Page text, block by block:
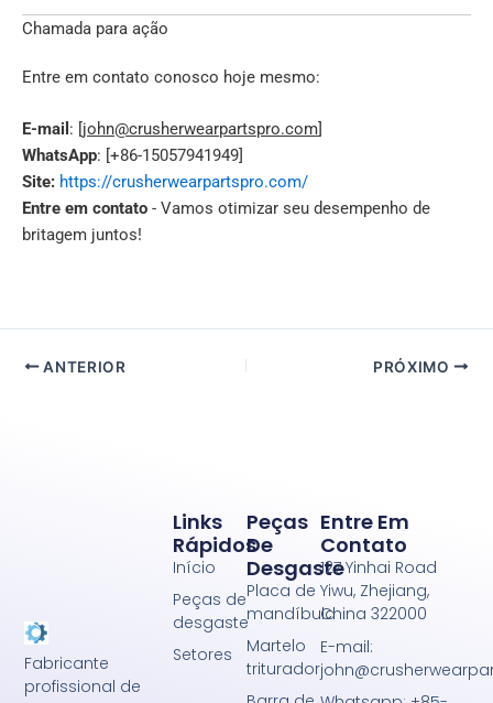
Chamada para ação
Entre em contato conosco hoje mesmo:
E-mail : [john@crusherwearpartspro.com]
WhatsApp: [+86-15057941949]
Site: https://crusherwearpartspro.com/
Entre em contato - Vamos otimizar seu desempenho de
britagem juntos!
ANTERIOR PRÓXIMO
Fabricante
profissional de
Peças
De
Desgaste
Placa de
mandíbula
Martelo
triturador
Links
Rápidos
Início
Peças de
desgaste
Setores
Entre Em
Contato
127 Yinhai Road
Yiwu, Zhejiang,
China 322000
E-mail: